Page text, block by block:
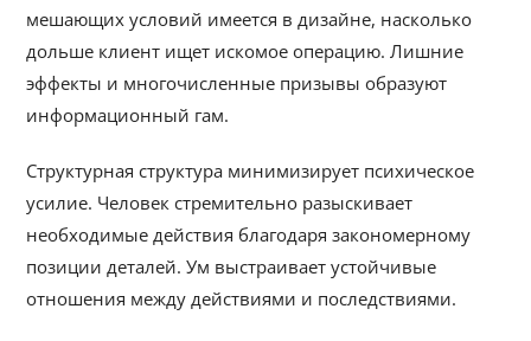
мешающих условий имеется в дизайне, насколько
дольше клиент ищет искомое операцию. Лишние
эффекты и многочисленные призывы образуют
информационный гам.
Структурная структура минимизирует психическое
усилие. Человек стремительно разыскивает
необходимые действия благодаря закономерному
позиции деталей. Ум выстраивает устойчивые
отношения между действиями и последствиями.